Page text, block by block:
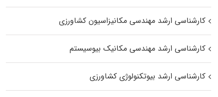
کارشناسی ارشد مهندسی مکانیزاسیون کشاورزی
کارشناسی ارشد مهندسی مکانیک بیوسیستم
کارشناسی ارشد بیوتکنولوژی کشاورزی